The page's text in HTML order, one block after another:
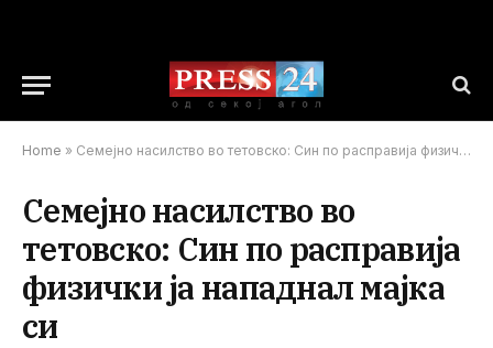
Home » Семејно насилство во тетовско: Син по расправија физички ја нападнал мајка си
Семејно насилство во
тетовско: Син по расправија
физички ја нападнал мајка
си